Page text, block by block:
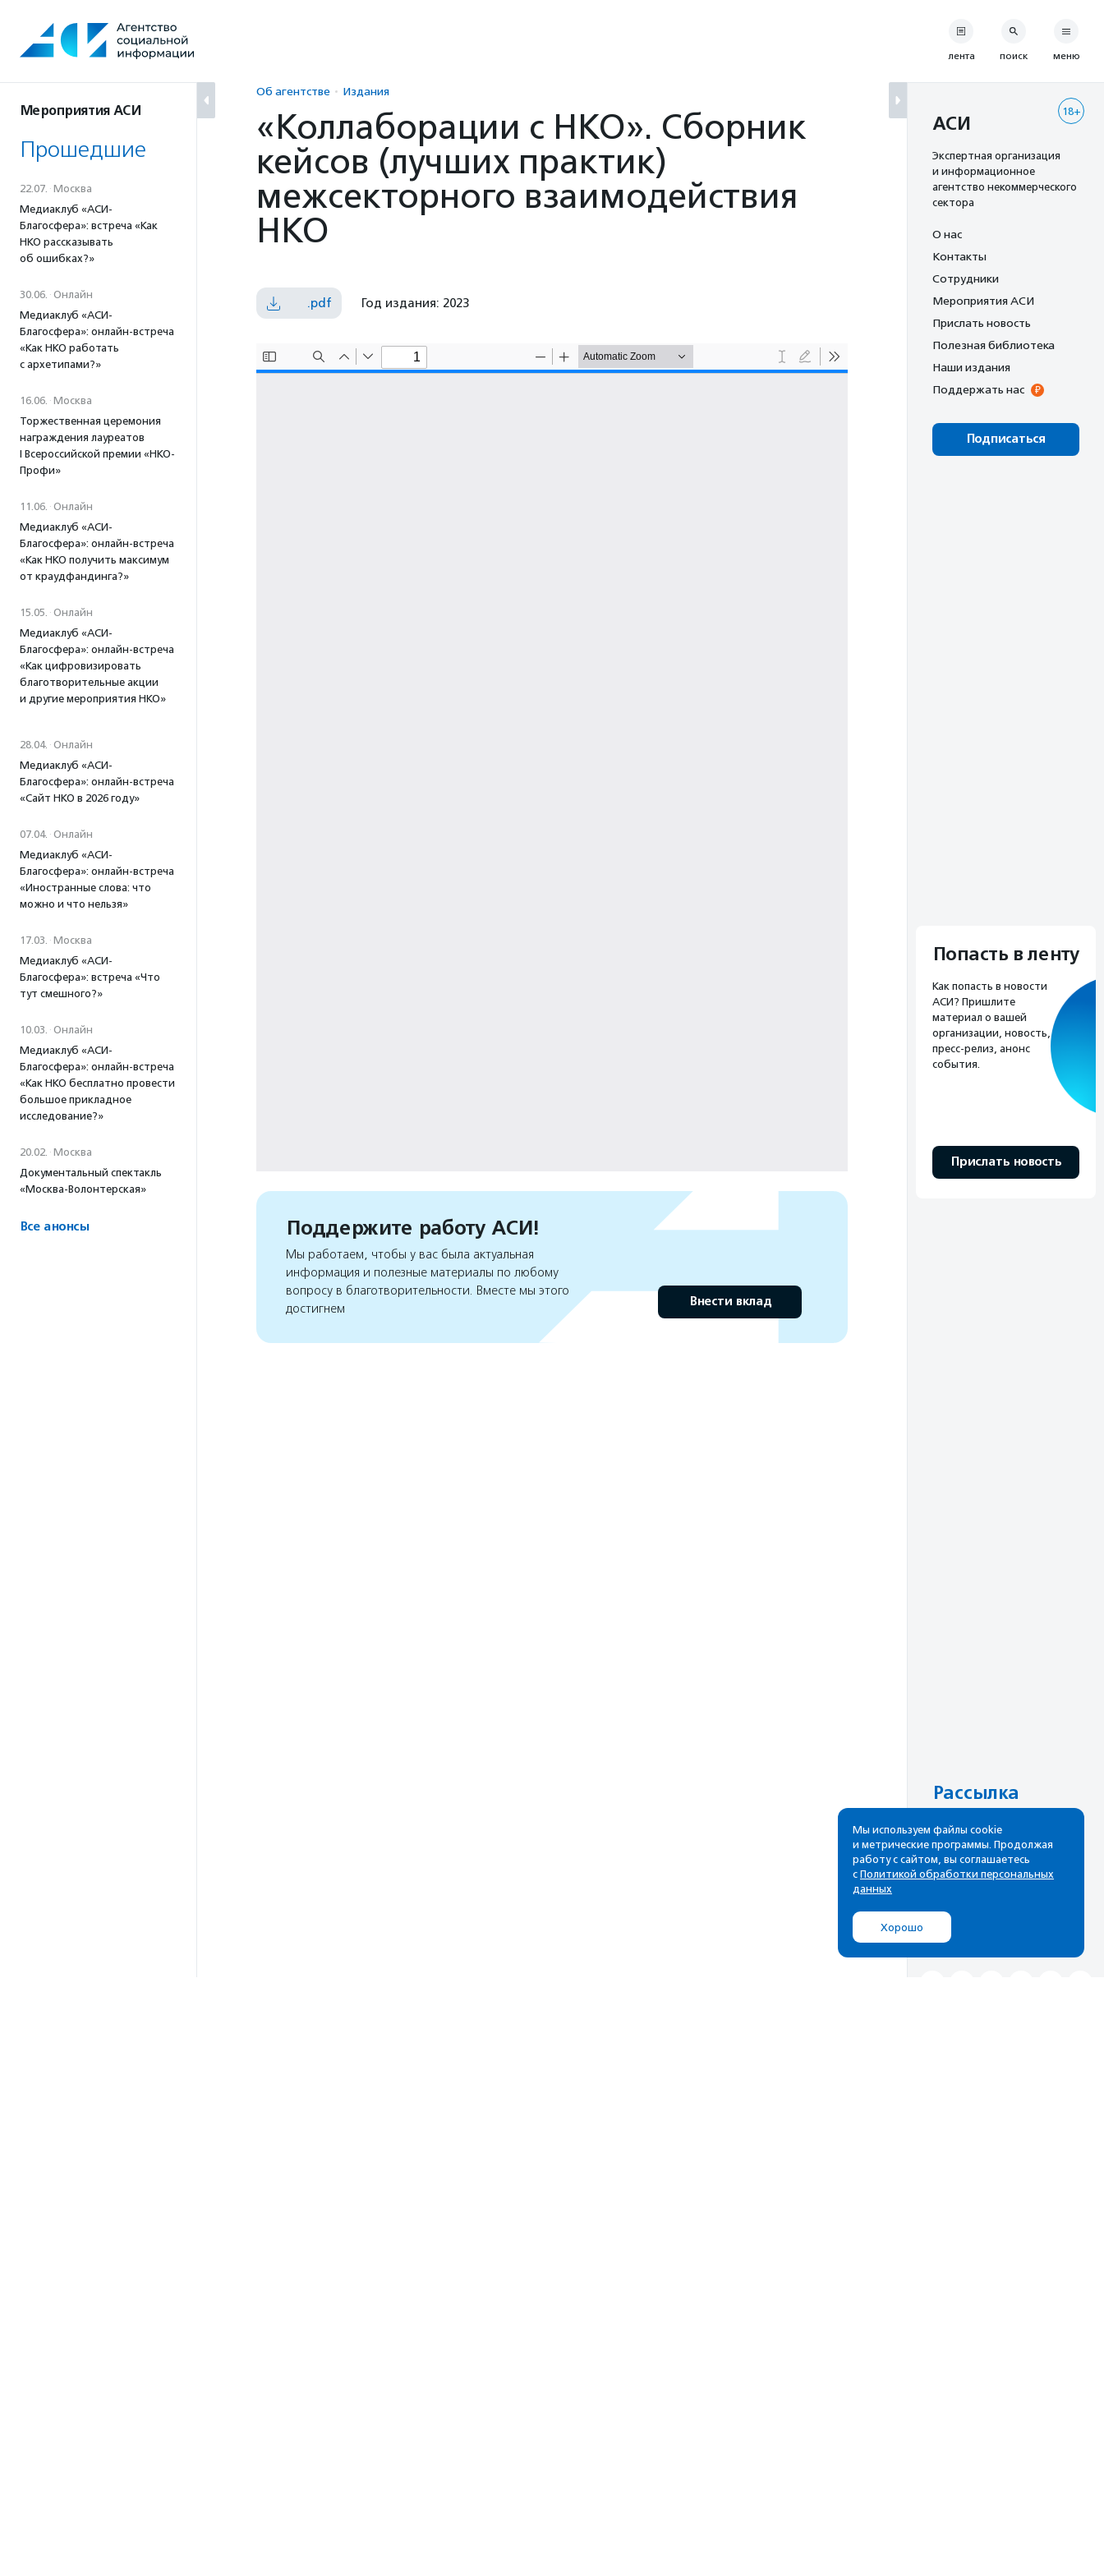
содержанию
Мероприятия АСИ
Прошедшие
22.07. · Москва
Медиаклуб «АСИ-
Благосфера»: встреча «Как
НКО рассказывать
об ошибках?»
30.06. · Онлайн
Медиаклуб «АСИ-
Благосфера»: онлайн-встреча
«Как НКО работать
с архетипами?»
16.06. · Москва
Торжественная церемония
награждения лауреатов
I Всероссийской премии «НКО-
Профи»
11.06. · Онлайн
Медиаклуб «АСИ-
Благосфера»: онлайн-встреча
«Как НКО получить максимум
от краудфандинга?»
15.05. · Онлайн
Медиаклуб «АСИ-
Благосфера»: онлайн-встреча
«Как цифровизировать
благотворительные акции
и другие мероприятия НКО»
28.04. · Онлайн
Медиаклуб «АСИ-
Благосфера»: онлайн-встреча
«Сайт НКО в 2026 году»
07.04. · Онлайн
Медиаклуб «АСИ-
Благосфера»: онлайн-встреча
«Иностранные слова: что
можно и что нельзя»
17.03. · Москва
Медиаклуб «АСИ-
Благосфера»: встреча «Что
тут смешного?»
10.03. · Онлайн
Медиаклуб «АСИ-
Благосфера»: онлайн-встреча
«Как НКО бесплатно провести
большое прикладное
исследование?»
20.02. · Москва
Документальный спектакль
«Москва-Волонтерская»
Все анонсы
Об агентстве Издания
«Коллаборации с НКО». Сборник
кейсов (лучших практик)
межсекторного взаимодействия
НКО
.pdf Год издания: 2023
Поддержите работу АСИ!
Мы работаем, чтобы у вас была актуальная
информация и полезные материалы по любому
вопросу в благотворительности. Вместе мы этого
достигнем
Внести вклад
лента поиск меню
18+
АСИ
Экспертная организация
и информационное
агентство некоммерческого
сектора
О нас
Контакты
Сотрудники
Мероприятия АСИ
Прислать новость
Полезная библиотека
Наши издания
Поддержать нас
Подписаться
Попасть в ленту
Как попасть в новости
АСИ? Пришлите
материал о вашей
организации, новость,
пресс-релиз, анонс
события.
Прислать новость
Рассылка
Cамые свежие новости,
лучшие материалы в вашем
почтовом ящике
Мы используем файлы cookie
и метрические программы. Продолжая
работу с сайтом, вы соглашаетесь
с Политикой обработки персональных
данных
Хорошо